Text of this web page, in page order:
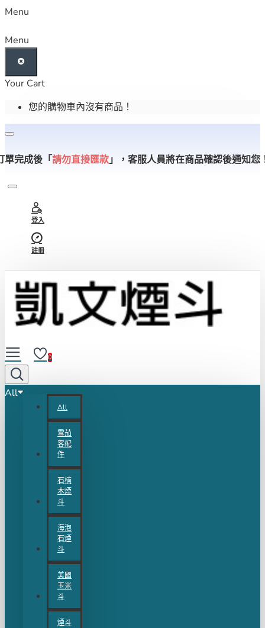
Menu
Menu
Your Cart
您的購物車內沒有商品！
單完成後「請勿直接匯款 」， 客服人員將在商品確認後通知您
登入
註冊
0
All
All
雪茄
客配
件
石楠
木煙
斗
海泡
石煙
斗
美國
玉米
斗
煙斗